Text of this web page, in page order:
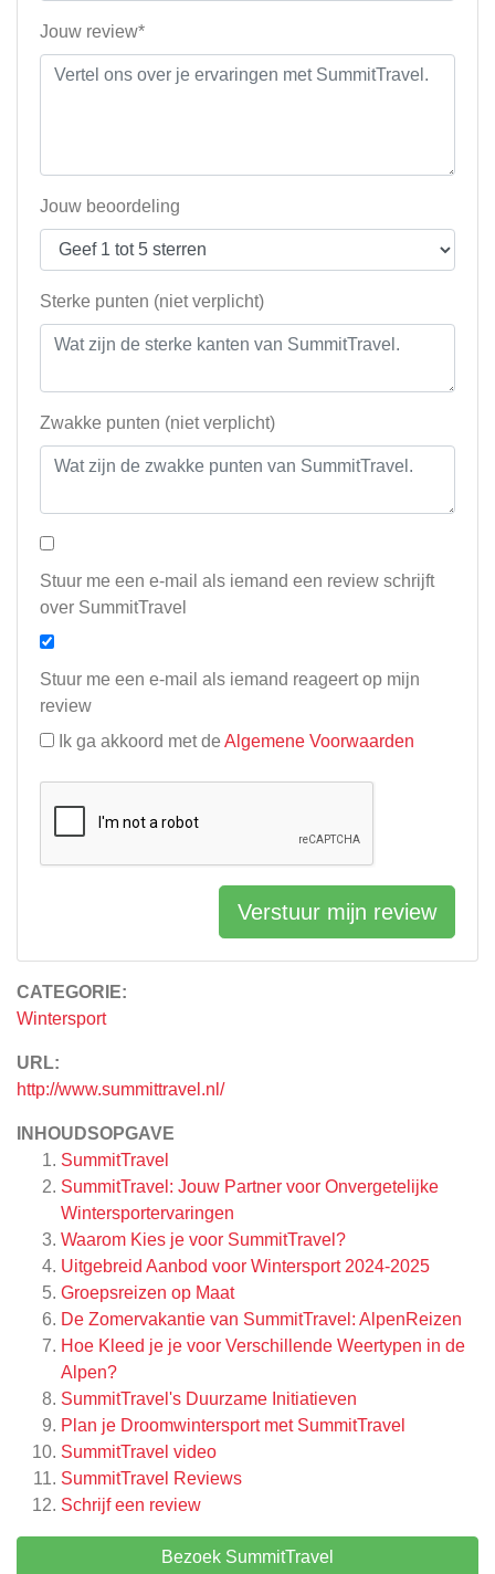
CATEGORIE:
Wintersport
URL:
http://www.summittravel.nl/
INHOUDSOPGAVE
SummitTravel
SummitTravel: Jouw Partner voor Onvergetelijke
Wintersportervaringen
Waarom Kies je voor SummitTravel?
Uitgebreid Aanbod voor Wintersport 2024-2025
Groepsreizen op Maat
De Zomervakantie van SummitTravel: AlpenReizen
Hoe Kleed je je voor Verschillende Weertypen in de
Alpen?
SummitTravel's Duurzame Initiatieven
Plan je Droomwintersport met SummitTravel
SummitTravel video
SummitTravel Reviews
Schrijf een review
Bezoek SummitTravel
Jouw review*
Jouw beoordeling
Sterke punten (niet verplicht)
Zwakke punten (niet verplicht)
Stuur me een e-mail als iemand een review schrijft
over SummitTravel
Stuur me een e-mail als iemand reageert op mijn
review
Ik ga akkoord met de Algemene Voorwaarden
Verstuur mijn review